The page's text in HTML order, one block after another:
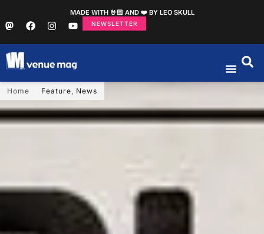
MADE WITH 🤘🏻 AND ❤️ BY LEO SKULL
NEWSLETTER
Home Feature, News